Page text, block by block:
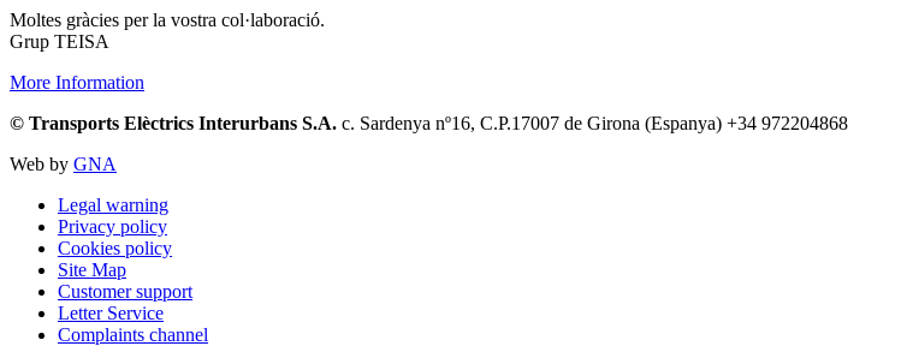
Moltes gràcies per la vostra col·laboració.
Grup TEISA
More Information
© Transports Elèctrics Interurbans S.A. c. Sardenya nº16, C.P.17007 de Girona (Espanya) +34 972204868
Web by GNA
Legal warning
Privacy policy
Cookies policy
Site Map
Customer support
Letter Service
Complaints channel